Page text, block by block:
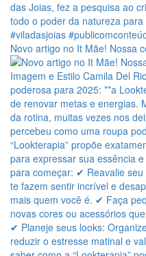
Novo artigo no It Mãe! Nossa